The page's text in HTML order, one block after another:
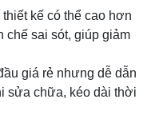
kế có thể cao hơn
chế sai sót, giúp giảm
giá rẻ nhưng dễ dẫn
sửa chữa, kéo dài thời